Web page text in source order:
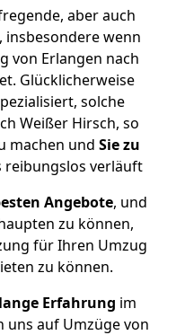
aber auch
insbesondere wenn
von Erlangen nach
Glücklicherweise
solche
Weißer Hirsch, so
machen und Sie zu
reibungslos verläuft
Angebote, und
zu können,
für Ihren Umzug
zu können.
Erfahrung im
uns auf Umzüge von